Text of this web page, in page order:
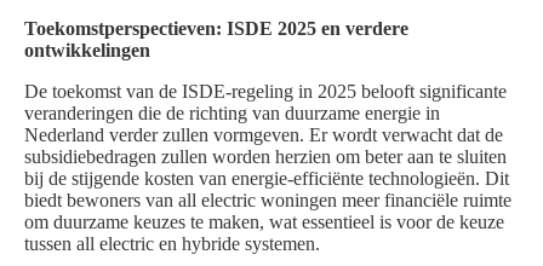
Toekomstperspectieven: ISDE 2025 en verdere
ontwikkelingen
De toekomst van de ISDE-regeling in 2025 belooft significante
veranderingen die de richting van duurzame energie in
Nederland verder zullen vormgeven. Er wordt verwacht dat de
subsidiebedragen zullen worden herzien om beter aan te sluiten
bij de stijgende kosten van energie-efficiënte technologieën. Dit
biedt bewoners van all electric woningen meer financiële ruimte
om duurzame keuzes te maken, wat essentieel is voor de keuze
tussen all electric en hybride systemen.